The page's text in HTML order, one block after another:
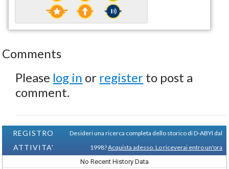
Comments
Please log in or register to post a
comment.
REGISTRO
ATTIVITA'
Desideri una ricerca completa dello storico di D-ABYI dal
1998?Acquista adesso. Lo riceverai entro un'ora
No Recent History Data